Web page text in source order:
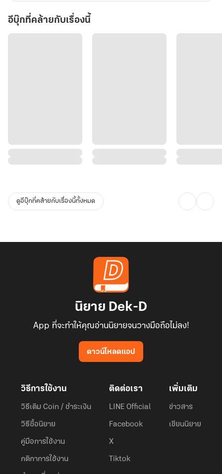
อีบุ๊กที่คล้ายกับเรื่องนี้
ดูอีบุ๊กที่คล้ายกับเรื่องนี้ทั้งหมด
นิยาย Dek-D
App ที่จะทำให้คุณอ่านนิยายจนวางมือถือไม่ลง!
ดาวน์โหลดแอป
วิธีการใช้งาน
วิธีเติม Coin / ชำระเงิน
วิธีซื้อนิยาย
คู่มือการใช้งาน
กติกาการใช้งาน
ติดต่อเรา
LINE Official
Facebook
X
Tiktok
เพิ่มเติม
ข่าวสาร
เขียนนิยาย